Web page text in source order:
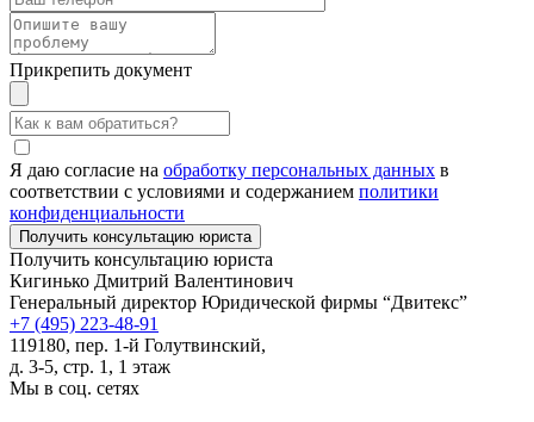
Прикрепить документ
Я даю согласие на обработку персональных данных в
соответствии с условиями и содержанием политики
конфиденциальности
Получить консультацию юриста
Кигинько Дмитрий Валентинович
Генеральный директор Юридической фирмы “Двитекс”
+7 (495) 223-48-91
119180, пер. 1-й Голутвинский,
д. 3-5, стр. 1, 1 этаж
Мы в соц. сетях